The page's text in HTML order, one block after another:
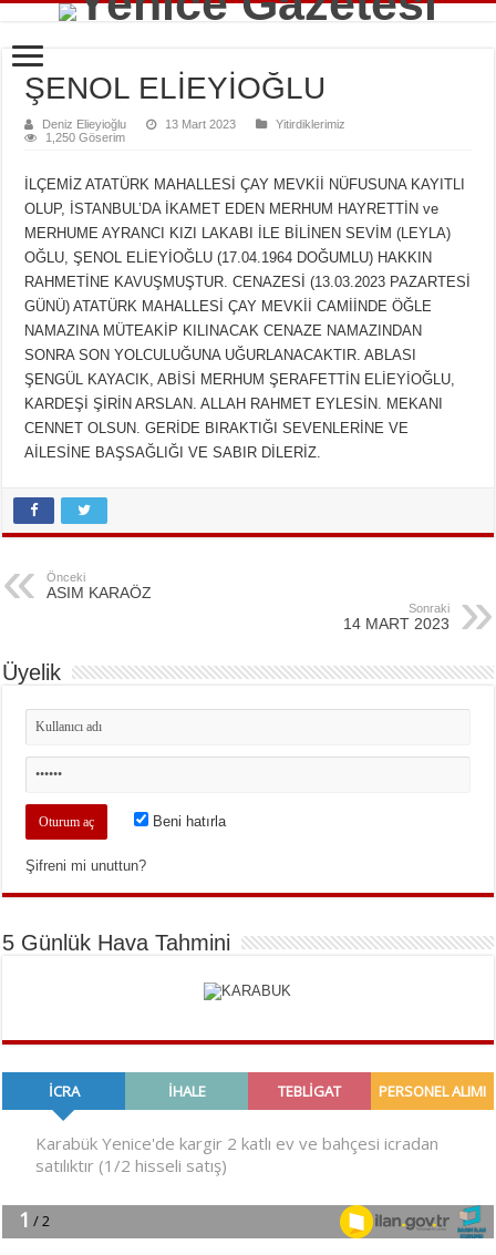
ŞENOL ELİEYİOĞLU
Deniz Elieyioğlu 13 Mart 2023
Yitirdiklerimiz
1,250 Göserim
İLÇEMİZ ATATÜRK MAHALLESİ ÇAY MEVKİİ NÜFUSUNA KAYITLI
OLUP, İSTANBUL’DA İKAMET EDEN MERHUM HAYRETTİN ve
MERHUME AYRANCI KIZI LAKABI İLE BİLİNEN SEVİM (LEYLA)
OĞLU, ŞENOL ELİEYİOĞLU (17.04.1964 DOĞUMLU) HAKKIN
RAHMETİNE KAVUŞMUŞTUR. CENAZESİ (13.03.2023 PAZARTESİ
GÜNÜ) ATATÜRK MAHALLESİ ÇAY MEVKİİ CAMİİNDE ÖĞLE
NAMAZINA MÜTEAKİP KILINACAK CENAZE NAMAZINDAN
SONRA SON YOLCULUĞUNA UĞURLANACAKTIR. ABLASI
ŞENGÜL KAYACIK, ABİSİ MERHUM ŞERAFETTİN ELİEYİOĞLU,
KARDEŞİ ŞİRİN ARSLAN. ALLAH RAHMET EYLESİN. MEKANI
CENNET OLSUN. GERİDE BIRAKTIĞI SEVENLERİNE VE
AİLESİNE BAŞSAĞLIĞI VE SABIR DİLERİZ.
Önceki
ASIM KARAÖZ
Sonraki
14 MART 2023
Üyelik
Beni hatırla
Şifreni mi unuttun?
5 Günlük Hava Tahmini